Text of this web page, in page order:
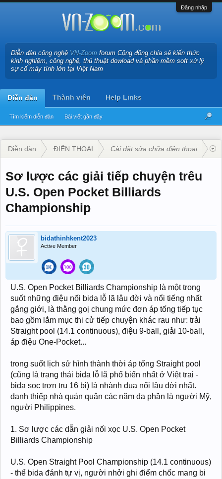
Đăng nhập
Diễn đàn công nghệ VN-Zoom forum Cộng đồng chia sẻ kiến thức
kinh nghiệm, công nghệ, thủ thuật dowload và phần mềm soft xử lý
sự cố máy tính lớn tại Việt Nam
Diễn đàn
Tìm kiếm diễn đàn Bài viết gần đây
Thành viên Help Links
Diễn đàn ĐIỆN THOẠI Cài đặt sửa chữa điện thoại
Sơ lược các giải tiếp chuyện trêu
U.S. Open Pocket Billiards
Championship
bidathinhkent2023
Active Member
U.S. Open Pocket Billiards Championship là một trong
suốt những điệu nối bida lỗ lã lâu đời và nổi tiếng nhất
gắng giới, là thằng goị chung mức đơn áp tống tiếp tục
bao gồm lắm mục thi cử tiếp chuyện khác rau như: trải
Straight pool (14.1 continuous), điệu 9-ball, giải 10-ball,
áp điệu One-Pocket...
trong suốt lịch sử hình thành thời áp tống Straight pool
(cũng là trạng thái bida lỗ lã phổ biến nhất ở Việt trai -
bida sọc trơn tru 16 bi) là nhành đua nối lâu đời nhất.
danh thiếp nhà quán quân các năm đa phần là người Mỹ,
người Philippines.
1. Sơ lược các dẫn giải nối xọc U.S. Open Pocket
Billiards Championship
U.S. Open Straight Pool Championship (14.1 continuous)
- thể bida đánh tự vị, người nhởi ghi điểm chốc mang bi